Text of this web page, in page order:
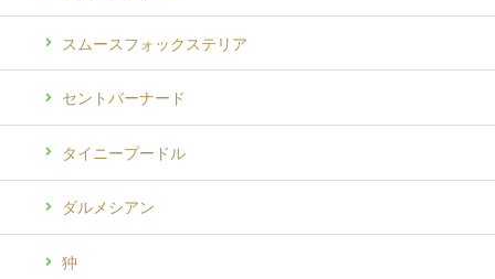
スムースフォックステリア
セントバーナード
タイニープードル
ダルメシアン
狆